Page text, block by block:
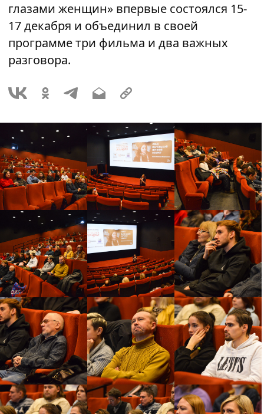
глазами женщин» впервые состоялся 15-
17 декабря и объединил в своей
программе три фильма и два важных
разговора.